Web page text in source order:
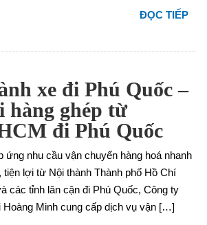
ĐỌC TIẾP
xe đi Phú Quốc –
hàng ghép từ
đi Phú Quốc
ứng nhu cầu vận chuyển hàng hoá nhanh
tiện lợi từ Nội thành Thành phố Hồ Chí
các tỉnh lân cận đi Phú Quốc, Công ty
Hoàng Minh cung cấp dịch vụ vận […]